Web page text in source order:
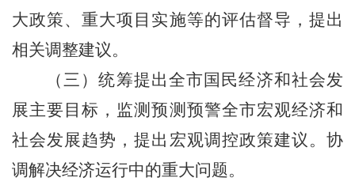
大政策、重大项目实施等的评估督导，提出
相关调整建议。
（三）统筹提出全市国民经济和社会发
展主要目标，监测预测预警全市宏观经济和
社会发展趋势，提出宏观调控政策建议。协
调解决经济运行中的重大问题。